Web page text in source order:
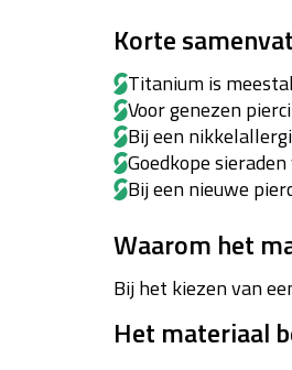
Korte
Titanium is
Voor genezen
Bij een
Goedkope
Bij een nieuwe
Waarom het
Bij het kiezen van
Het materiaal